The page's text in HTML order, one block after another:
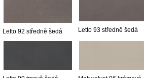
Letto 92 středně šedá Letto 93 středně šedá